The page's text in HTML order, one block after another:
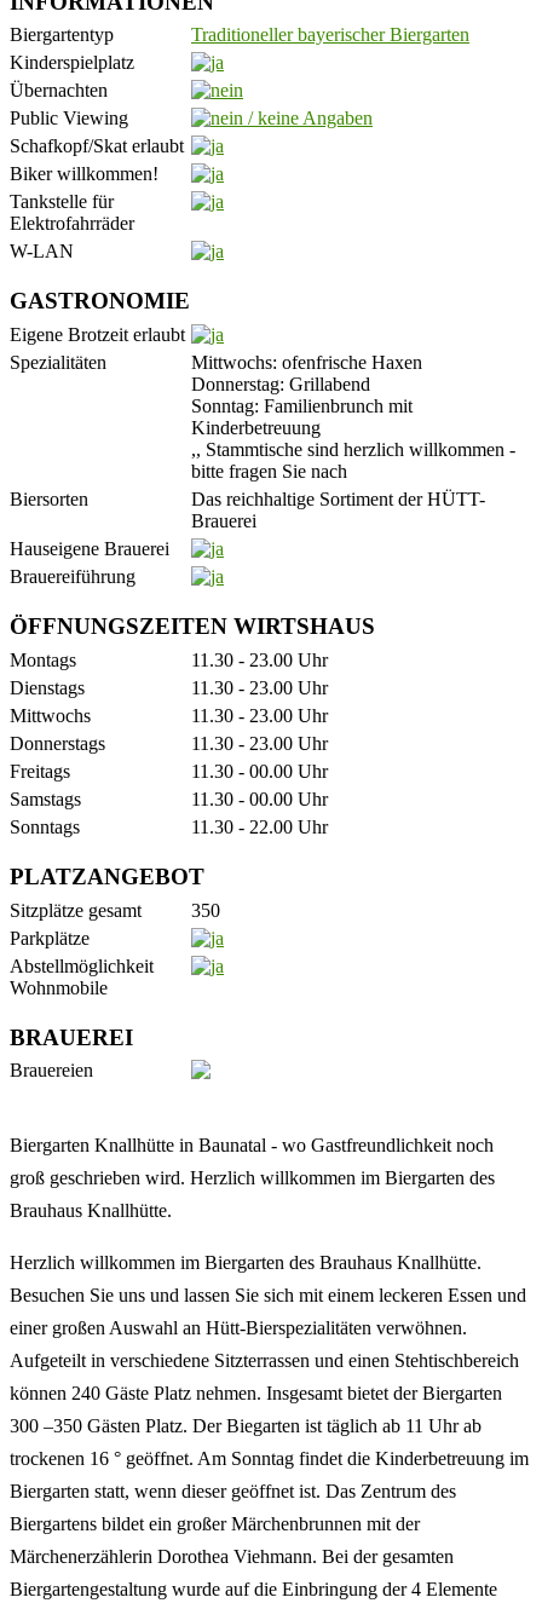
Biergartentyp
Traditioneller bayerischer Biergarten
Kinderspielplatz
Übernachten
Public Viewing
Schafkopf/Skat erlaubt
Biker willkommen!
Tankstelle für
Elektrofahrräder
W-LAN
GASTRONOMIE
Eigene Brotzeit erlaubt
Spezialitäten
Mittwochs: ofenfrische Haxen
Donnerstag: Grillabend
Sonntag: Familienbrunch mit
Kinderbetreuung
,, Stammtische sind herzlich willkommen -
bitte fragen Sie nach
Biersorten
Das reichhaltige Sortiment der HÜTT-
Brauerei
Hauseigene Brauerei
Brauereiführung
ÖFFNUNGSZEITEN WIRTSHAUS
Montags
11.30 - 23.00 Uhr
Dienstags
11.30 - 23.00 Uhr
Mittwochs
11.30 - 23.00 Uhr
Donnerstags
11.30 - 23.00 Uhr
Freitags
11.30 - 00.00 Uhr
Samstags
11.30 - 00.00 Uhr
Sonntags
11.30 - 22.00 Uhr
PLATZANGEBOT
Sitzplätze gesamt
350
Parkplätze
Abstellmöglichkeit
Wohnmobile
BRAUEREI
Brauereien
Biergarten Knallhütte in Baunatal - wo Gastfreundlichkeit noch
groß geschrieben wird. Herzlich willkommen im Biergarten des
Brauhaus Knallhütte.
Herzlich willkommen im Biergarten des Brauhaus Knallhütte.
Besuchen Sie uns und lassen Sie sich mit einem leckeren Essen und
einer großen Auswahl an Hütt-Bierspezialitäten verwöhnen.
Aufgeteilt in verschiedene Sitzterrassen und einen Stehtischbereich
können 240 Gäste Platz nehmen. Insgesamt bietet der Biergarten
300 –350 Gästen Platz. Der Biegarten ist täglich ab 11 Uhr ab
trockenen 16 ° geöffnet. Am Sonntag findet die Kinderbetreuung im
Biergarten statt, wenn dieser geöffnet ist. Das Zentrum des
Biergartens bildet ein großer Märchenbrunnen mit der
Märchenerzählerin Dorothea Viehmann. Bei der gesamten
Biergartengestaltung wurde auf die Einbringung der 4 Elemente